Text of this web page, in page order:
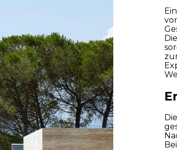
die Datenschutzbestimmungen gelesen und